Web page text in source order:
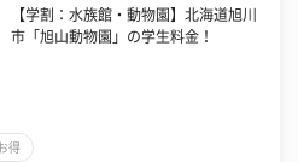
【学割：水族館・動物園】北海道旭川
市「旭山動物園」の学生料金！
得